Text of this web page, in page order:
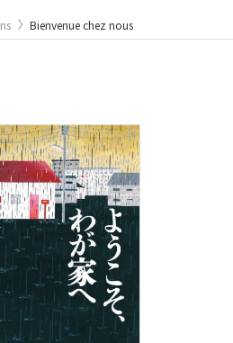
Bienvenue chez nous